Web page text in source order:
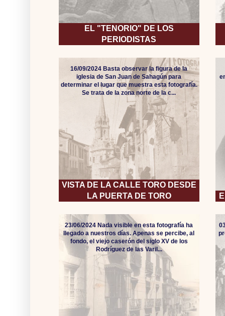
EL "TENORIO" DE LOS
PERIODISTAS
VISTA DE LA CALLE TORO DESDE
LA PUERTA DE TORO
16/09/2024 Basta observar la figura de la
iglesia de San Juan de Sahagún para
determinar el lugar que muestra esta fotografía.
Se trata de la zona norte de la c...
23/06/2024 Nada visible en esta fotografía ha
llegado a nuestros días. Apenas se percibe, al
fondo, el viejo caserón del siglo XV de los
Rodríguez de las Varil...